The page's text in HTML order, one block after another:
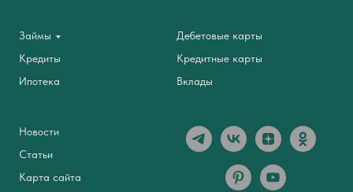
Займы
Кредиты
Ипотека
Дебетовые карты
Кредитные карты
Вклады
Новости
Статьи
Карта сайта